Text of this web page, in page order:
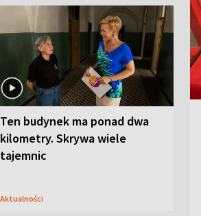
Ten budynek ma ponad dwa
kilometry. Skrywa wiele
tajemnic
Aktualności